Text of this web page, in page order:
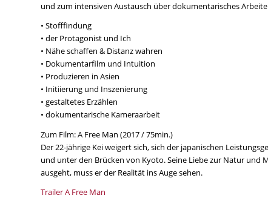
und zum intensiven Austausch über dokumentarisches
• Stofffindung
• der Protagonist und Ich
• Nähe schaffen & Distanz wahren
• Dokumentarfilm und Intuition
• Produzieren in Asien
• Initiierung und Inszenierung
• gestaltetes Erzählen
• dokumentarische Kameraarbeit
Zum Film: A Free Man (2017 / 75min.)
Der 22-jährige Kei weigert sich, sich der japanischen
und unter den Brücken von Kyoto. Seine Liebe zur Natur und
ausgeht, muss er der Realität ins Auge sehen.
Trailer A Free Man